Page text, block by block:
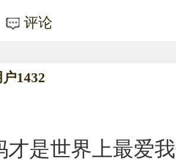
评论
1432
才是世界上最爱